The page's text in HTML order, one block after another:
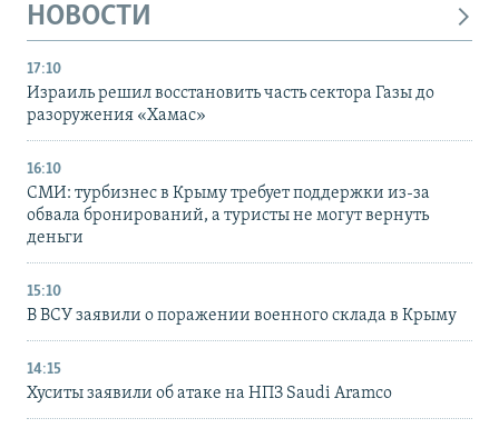
НОВОСТИ
17:10
Израиль решил восстановить часть сектора Газы до
разоружения «Хамас»
16:10
СМИ: турбизнес в Крыму требует поддержки из-за
обвала бронирований, а туристы не могут вернуть
деньги
15:10
В ВСУ заявили о поражении военного склада в Крыму
14:15
Хуситы заявили об атаке на НПЗ Saudi Aramco